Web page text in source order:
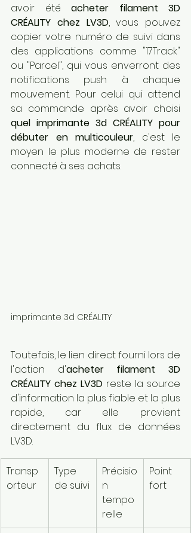
avoir été acheter filament 3D
CRÉALITY chez LV3D, vous pouvez
copier votre numéro de suivi dans
des applications comme "17Track"
ou "Parcel", qui vous enverront des
notifications push à chaque
mouvement. Pour celui qui attend
quel imprimante 3d CRÉALITY pour
débuter en multicouleur, c'est le
moyen le plus moderne de rester
connecté à ses achats.
imprimante 3d CRÉALITY
Toutefois, le lien direct fourni lors de
l'action d'acheter filament 3D
CRÉALITY chez LV3D reste la source
d'information la plus fiable et la plus
rapide, car elle provient
directement du flux de données
LV3D.
Transp
orteur
Type
de suivi
Précisio
n
tempo
relle
Point
fort